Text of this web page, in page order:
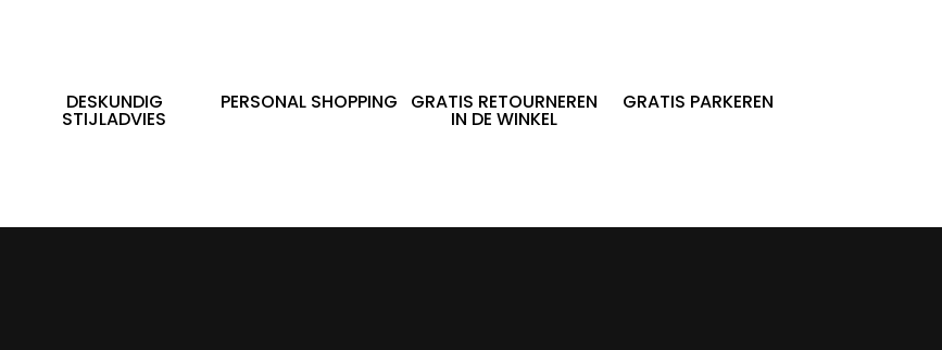
DESKUNDIG
STIJLADVIES
PERSONAL SHOPPING GRATIS RETOURNEREN
IN DE WINKEL
GRATIS PARKEREN